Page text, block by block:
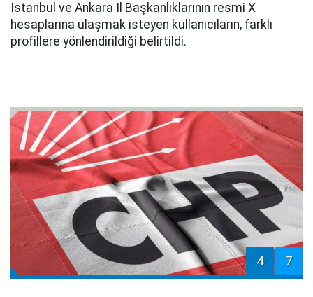
İstanbul ve Ankara İl Başkanlıklarının resmi X
hesaplarına ulaşmak isteyen kullanıcıların, farklı
profillere yönlendirildiği belirtildi.
4 7